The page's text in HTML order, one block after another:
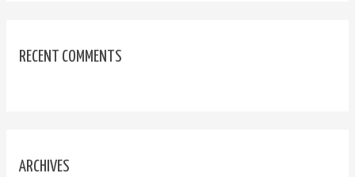
RECENT COMMENTS
ARCHIVES